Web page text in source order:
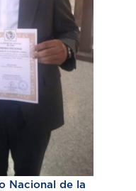
Nacional de la